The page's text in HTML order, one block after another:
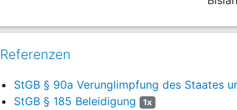
Kein Weg führt an uns vorbei
Wir sind am Puls der Zeit
Der Widerstand ist bereit
Referenzen
StGB § 90a Verunglimpfung des Staates
StGB § 185 Beleidigung 1x